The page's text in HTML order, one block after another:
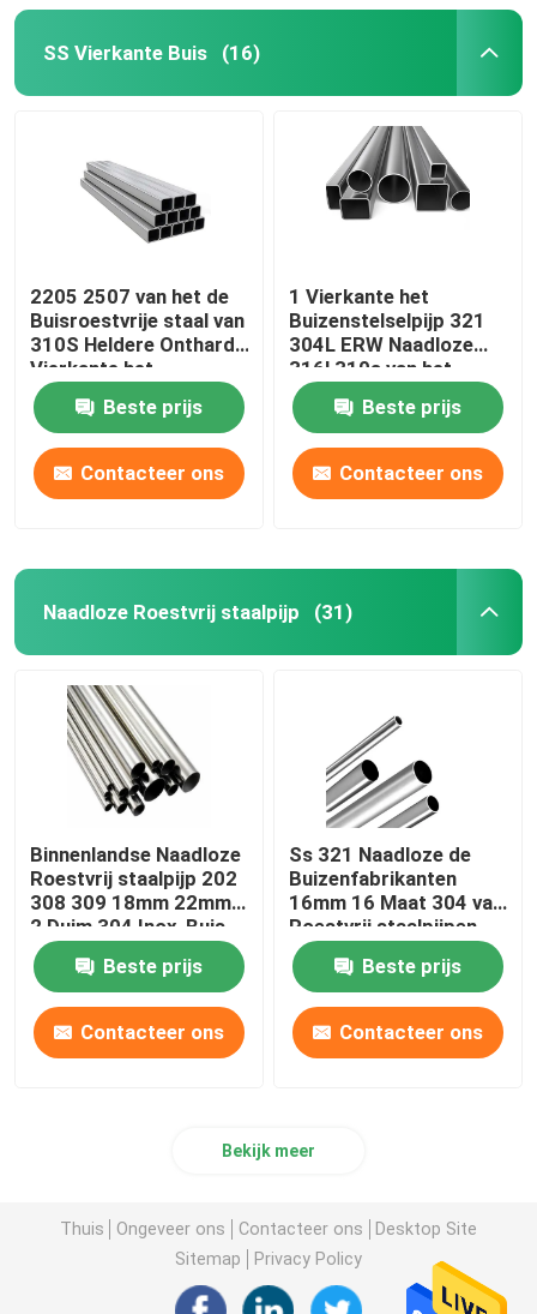
SS Vierkante Buis (16)
2205 2507 van het de
Buisroestvrije staal van
310S Heldere Ontharde
Vierkante het
Buizenstelselleveranciers
201 304 304L 316
316L
Beste prijs
Contacteer ons
1 Vierkante het
Buizenstelselpijp 321
304L ERW Naadloze
316l 310s van het
duimroestvrije staal 0,4
Mm
Beste prijs
Contacteer ons
Naadloze Roestvrij staalpijp (31)
Binnenlandse Naadloze
Roestvrij staalpijp 202
308 309 18mm 22mm
2 Duim 304 Inox-Buis
Beste prijs
Contacteer ons
Ss 321 Naadloze de
Buizenfabrikanten
16mm 16 Maat 304 van
Roestvrij staalpijpen
Warmtewisselaar
Beste prijs
Contacteer ons
Bekijk meer
Thuis Ongeveer ons Contacteer ons
Desktop Site
Sitemap
Privacy Policy